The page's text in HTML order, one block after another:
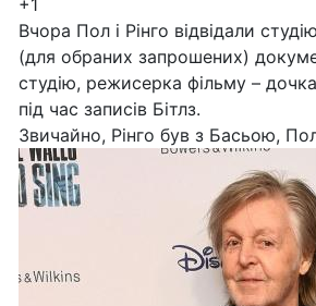
+1
Вчора Пол і Рінго відвідали
(для обраних запрошених)
студію, режисерка фільму –
під час записів Бітлз.
Звичайно, Рінго був з Басьою,